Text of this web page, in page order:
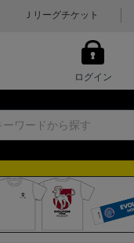
Ｊリーグチケット
ログイン